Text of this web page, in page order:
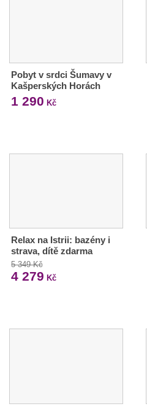
Pobyt v srdci Šumavy v
Kašperských Horách
1 290 Kč
Relax na Istrii: bazény i
strava, dítě zdarma
5 349 Kč
4 279 Kč